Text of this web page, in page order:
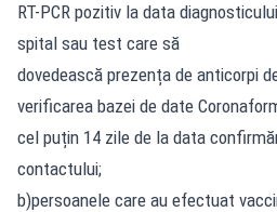
RT-PCR pozitiv la data
spital sau test care să
dovedească prezența de anticorpi
verificarea bazei de date
cel puțin 14 zile de la data
contactului;
b)persoanele care au efectuat